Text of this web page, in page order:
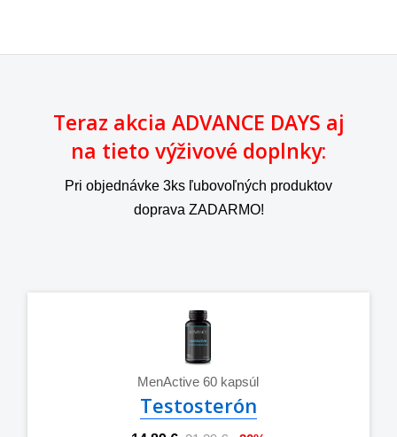
Teraz akcia ADVANCE DAYS aj
na tieto výživové doplnky:
Pri objednávke 3ks ľubovoľných produktov
doprava ZADARMO!
MenActive 60 kapsúl
Testosterón